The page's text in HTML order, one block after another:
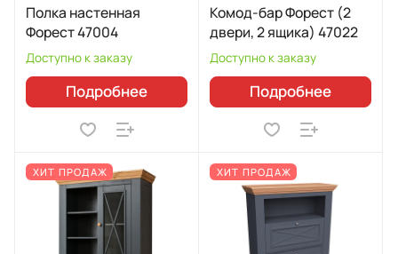
Полка настенная
Форест 47004
Доступно к заказу
Подробнее
Комод-бар Форест (2
двери, 2 ящика) 47022
Доступно к заказу
Подробнее
ХИТ ПРОДАЖ ХИТ ПРОДАЖ